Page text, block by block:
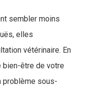
sembler moins
elles
vétérinaire. En
être de votre
problème sous-